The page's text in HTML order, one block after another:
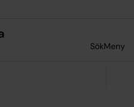
SökMeny